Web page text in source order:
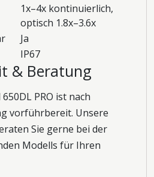
1x–4x kontinuierlich,
optisch 1.8x–3.6x
Ja
IP67
& Beratung
PRO ist nach
vorführbereit. Unsere
Sie gerne bei der
Modells für Ihren